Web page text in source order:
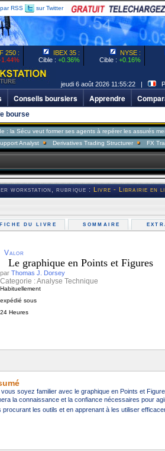
par RSS sur Twitter
250 :
1.44%
IBEX 35 :
Cible : +0.36%
NYSE :
Cible : +0.16%
jeudi 6 août 2026 11:55:22 |
Conseils boursiers Apprendre
bourse
veut former ses agents à repérer les assurés menteurs
Derivatives Trading Structurer FX Trader
workstation, rubrique :Livre - Librairie en
FICHE DU LIVRE SOMMAIRE
graphique en Points et Figures
par Thomas J. Dorsey
: Analyse Technique
sous
Heures
soyez familier avec le graphique en Points et
la connaissance et la confiance nécessaires pour
procurant les outils et en apprenant à les utiliser